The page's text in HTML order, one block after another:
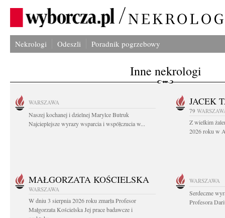
Nekrologi Odeszli Poradnik pogrzebowy
Inne nekrologi
WARSZAWA
Naszej kochanej i dzielnej Marylce Butruk
Najcieplejsze wyrazy wsparcia i współczucia w...
JACEK
79
Z wielkim
2026 roku w
MAŁGORZATA KOŚCIELSKA
WARSZAWA
W dniu 3 sierpnia 2026 roku zmarła Profesor
Małgorzata Kościelska Jej prace badawcze i
WARSZAWA
Serdeczne
Profesora